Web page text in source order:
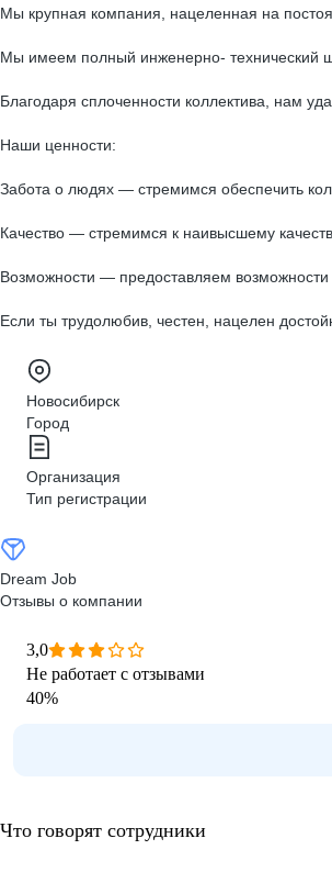
Мы крупная компания, нацеленная на
Мы имеем полный инженерно- технический
Благодаря сплоченности коллектива, нам
Наши ценности:
Забота о людях — стремимся обеспечить
Качество — стремимся к наивысшему
Возможности — предоставляем возможности
Если ты трудолюбив, честен, нацелен
Новосибирск
Город
Организация
Тип регистрации
Dream Job
Отзывы о компании
3,0
Не работает с отзывами
40%
Что говорят сотрудники